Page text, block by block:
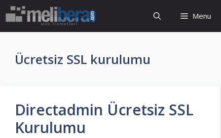
İçeriğe
Menu
Ücretsiz SSL kurulumu
Directadmin Ücretsiz SSL
Kurulumu